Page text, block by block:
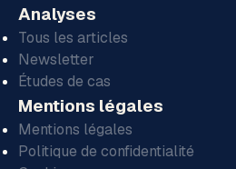
Analyses
Tous les articles
Newsletter
Études de cas
Mentions légales
Mentions légales
Politique de confidentialité